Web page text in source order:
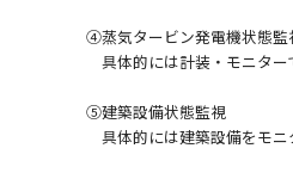
④蒸気タービン発電機状態監
具体的には計装・モニター
⑤建築設備状態監視
具体的には建築設備をモニ